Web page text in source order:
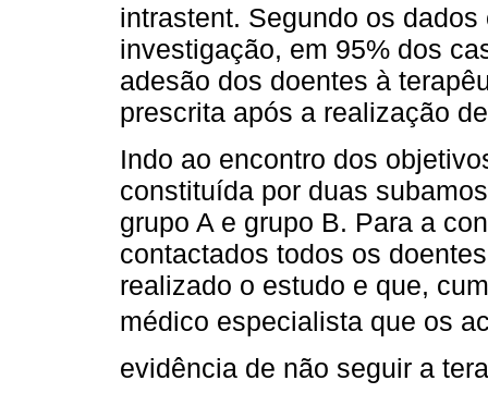
intrastent. Segundo os
investigação, em 95% dos
adesão dos doentes à
prescrita após a realização
Indo ao encontro dos
constituída por duas
grupo A e grupo B. Para a
contactados todos os
realizado o estudo e que,
médico especialista que os
evidência de não seguir a